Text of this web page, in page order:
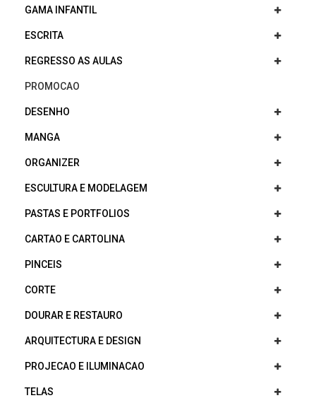
GAMA INFANTIL
ESCRITA
REGRESSO AS AULAS
PROMOCAO
DESENHO
MANGA
ORGANIZER
ESCULTURA E MODELAGEM
PASTAS E PORTFOLIOS
CARTAO E CARTOLINA
PINCEIS
CORTE
DOURAR E RESTAURO
ARQUITECTURA E DESIGN
PROJECAO E ILUMINACAO
TELAS